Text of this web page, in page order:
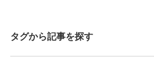
タグから記事を探す